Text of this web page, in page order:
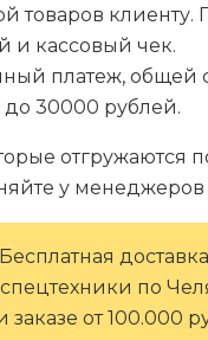
товаров клиенту.
и кассовый чек.
платеж, общей
30000 рублей.
отгружаются
у
Бесплатная
по
заказе от 100.000